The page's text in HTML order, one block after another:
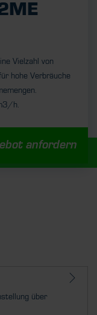
Vielzahl von
hohe Verbräuche
h.
anfordern
über
STELLENANGEBOTE